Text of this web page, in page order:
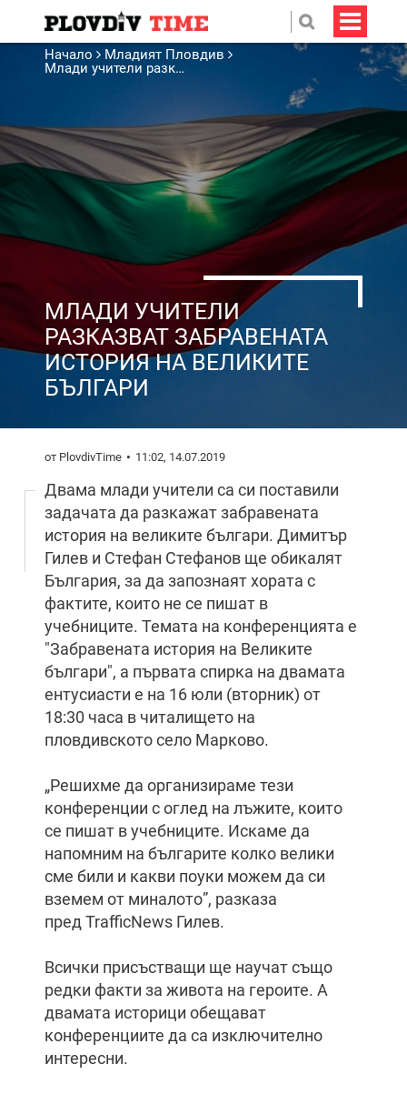
Начало
Младият Пловдив
Млади учители разказват забравената история на великите българи
МЛАДИ УЧИТЕЛИ
РАЗКАЗВАТ ЗАБРАВЕНАТА
ИСТОРИЯ НА ВЕЛИКИТЕ
БЪЛГАРИ
от PlovdivTime 11:02, 14.07.2019
Двама млади учители са си поставили
задачата да разкажат забравената
история на великите българи. Димитър
Гилев и Стефан Стефанов ще обикалят
България, за да запознаят хората с
фактите, които не се пишат в
учебниците. Темата на конференцията е
"Забравената история на Великите
българи", а първата спирка на двамата
ентусиасти е на 16 юли (вторник) от
18:30 часа в читалището на
пловдивското село Марково.
„Решихме да организираме тези
конференции с оглед на лъжите, които
се пишат в учебниците. Искаме да
напомним на българите колко велики
сме били и какви поуки можем да си
вземем от миналото”, разказа
пред TrafficNews Гилев.
Всички присъстващи ще научат също
редки факти за живота на героите. А
двамата историци обещават
конференциите да са изключително
интересни.